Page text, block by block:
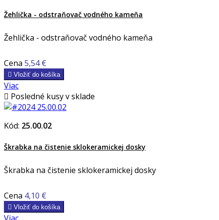
Žehlička - odstraňovač vodného kameňa
Žehlička - odstraňovač vodného kameňa
Cena 5,54 €
 Vložiť do košíka
Viac
 Posledné kusy v sklade
Kód: 25.00.02
Škrabka na čistenie sklokeramickej dosky
Škrabka na čistenie sklokeramickej dosky
Cena 4,10 €
 Vložiť do košíka